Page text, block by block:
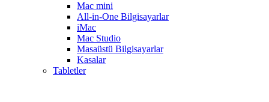
Mac mini
All-in-One Bilgisayarlar
iMac
Mac Studio
Masaüstü Bilgisayarlar
Kasalar
Tabletler